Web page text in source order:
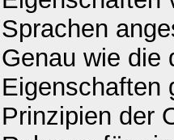
Sprachen
Genau wie die
Eigenschaften
Prinzipien der